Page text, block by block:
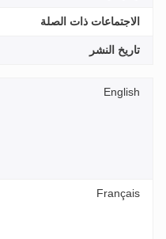
الاجتماعات ذات الصلة
تاريخ النشر
English
Français